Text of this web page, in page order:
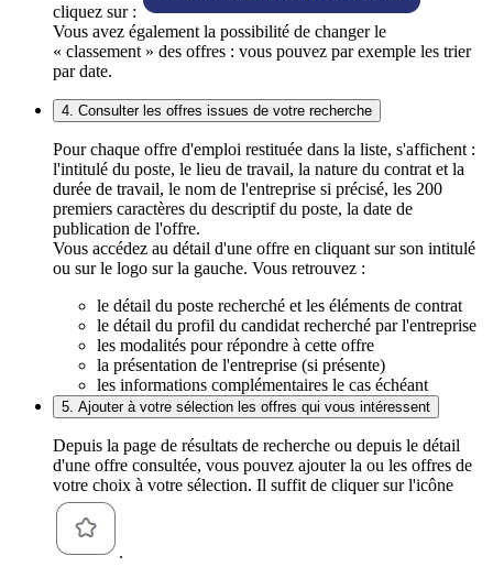
cliquez sur :
Vous avez également la possibilité de changer le
« classement » des offres : vous pouvez par exemple les trier
par date.
4. Consulter les offres issues de votre recherche
Pour chaque offre d'emploi restituée dans la liste, s'affichent :
l'intitulé du poste, le lieu de travail, la nature du contrat et la
durée de travail, le nom de l'entreprise si précisé, les 200
premiers caractères du descriptif du poste, la date de
publication de l'offre.
Vous accédez au détail d'une offre en cliquant sur son intitulé
ou sur le logo sur la gauche. Vous retrouvez :
le détail du poste recherché et les éléments de contrat
le détail du profil du candidat recherché par l'entreprise
les modalités pour répondre à cette offre
la présentation de l'entreprise (si présente)
les informations complémentaires le cas échéant
5. Ajouter à votre sélection les offres qui vous intéressent
Depuis la page de résultats de recherche ou depuis le détail
d'une offre consultée, vous pouvez ajouter la ou les offres de
votre choix à votre sélection. Il suffit de cliquer sur l'icône
.